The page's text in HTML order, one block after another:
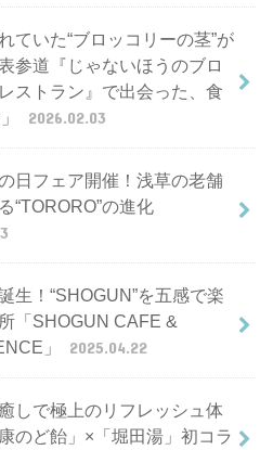
ていた“ブロッコリーの茎”が
参道『じゃないほうのブロ
ストラン』で出会った、食
2026.02.03
日フェア開催！浅草の老舗
“TORORO”の進化
生！“SHOGUN”を五感で楽
「SHOGUN CAFE &
」
2025.04.22
しで極上のリフレッシュ体
のど飴」×「堀田湯」初コラ